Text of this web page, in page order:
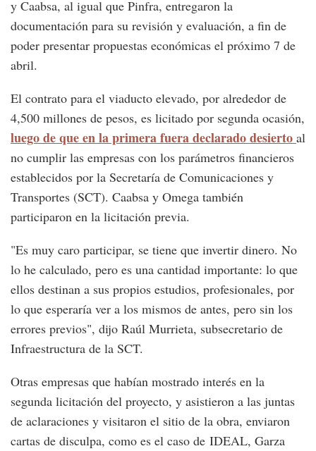
y Caabsa, al igual que Pinfra, entregaron la
documentación para su revisión y evaluación, a fin de
poder presentar propuestas económicas el próximo 7 de
abril.
El contrato para el viaducto elevado, por alrededor de
4,500 millones de pesos, es licitado por segunda ocasión,
luego de que en la primera fuera declarado desierto al
no cumplir las empresas con los parámetros financieros
establecidos por la Secretaría de Comunicaciones y
Transportes (SCT). Caabsa y Omega también
participaron en la licitación previa.
"Es muy caro participar, se tiene que invertir dinero. No
lo he calculado, pero es una cantidad importante: lo que
ellos destinan a sus propios estudios, profesionales, por
lo que esperaría ver a los mismos de antes, pero sin los
errores previos", dijo Raúl Murrieta, subsecretario de
Infraestructura de la SCT.
Otras empresas que habían mostrado interés en la
segunda licitación del proyecto, y asistieron a las juntas
de aclaraciones y visitaron el sitio de la obra, enviaron
cartas de disculpa, como es el caso de IDEAL, Garza